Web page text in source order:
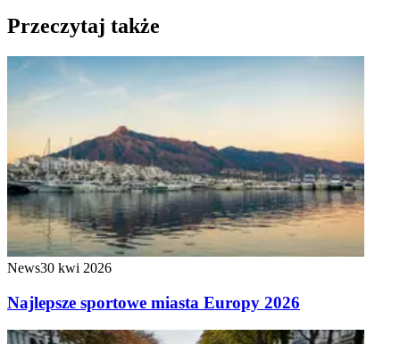
Przeczytaj także
News30 kwi 2026
Najlepsze sportowe miasta Europy 2026